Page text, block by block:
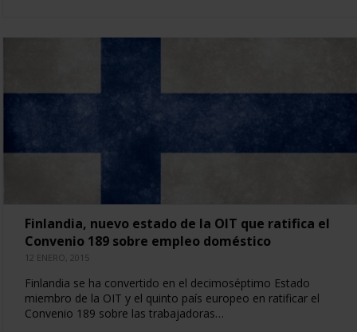
Finlandia, nuevo estado de la OIT que ratifica el
Convenio 189 sobre empleo doméstico
12 ENERO, 2015
Finlandia se ha convertido en el decimoséptimo Estado
miembro de la OIT y el quinto país europeo en ratificar el
Convenio 189 sobre las trabajadoras…